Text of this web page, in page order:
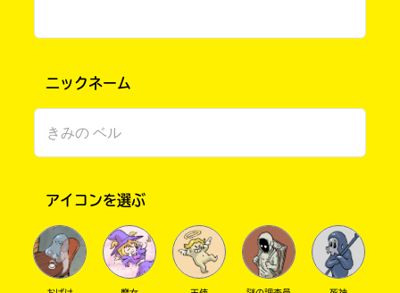
ニックネーム
アイコンを選ぶ